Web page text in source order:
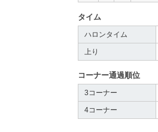
タイム
ハロンタイム
上り
コーナー通過順位
3コーナー
4コーナー